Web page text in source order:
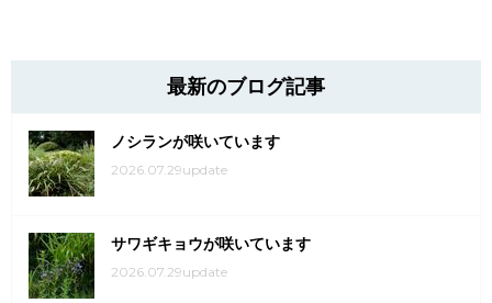
最新のブログ記事
ノシランが咲いています
2026.07.29update
サワギキョウが咲いています
2026.07.29update